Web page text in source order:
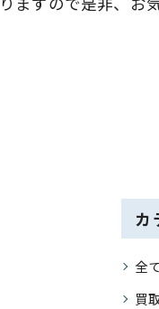
カ
全
買